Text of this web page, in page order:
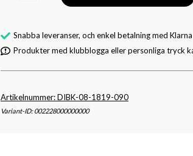
Snabba leveranser, och enkel betalning med Klarna
Produkter med klubblogga eller personliga tryck
Artikelnummer: DIBK-08-1819-090
Variant-ID: 002228000000000